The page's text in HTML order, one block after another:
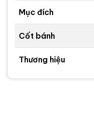
Mục đích
Cốt bánh
Thương hiệu